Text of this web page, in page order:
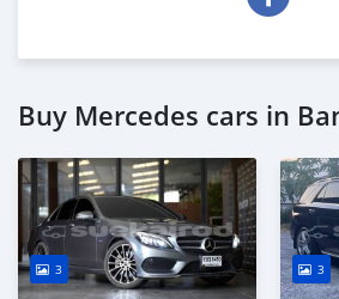
Buy Mercedes cars in
3 3